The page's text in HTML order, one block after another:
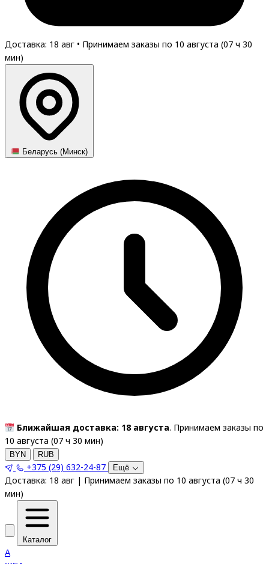
Доставка: 18 авг • Принимаем заказы по 10 августа (07 ч 30
мин)
Беларусь (Минск)
Ближайшая доставка: 18 августа. Принимаем заказы по
10 августа (07 ч 30 мин)
BYN RUB
+375 (29) 632-24-87 Ещё
Доставка: 18 авг | Принимаем заказы по 10 августа (07 ч 30
мин)
Каталог
A